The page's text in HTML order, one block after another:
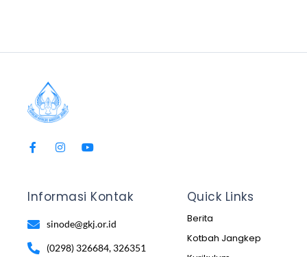
Informasi Kontak
sinode@gkj.or.id
(0298) 326684, 326351
Quick Links
Berita
Kotbah Jangkep